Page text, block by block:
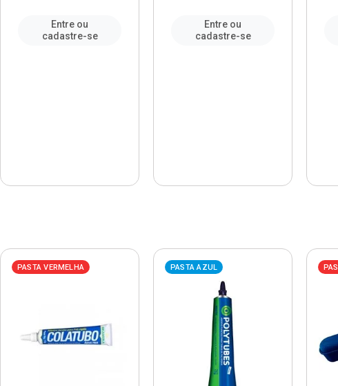
Entre ou
cadastre-se
Entre ou
cadastre-se
PASTA VERMELHA PASTA AZUL